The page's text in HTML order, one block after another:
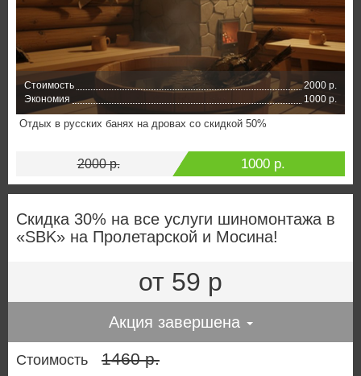
Стоимость
2000 р.
Экономия
1000 р.
Отдых в русских банях на дровах со скидкой 50%
2000 р. 1000 р.
Скидка 30% на все услуги шиномонтажа в
«SBK» на Пролетарской и Мосина!
от 59 р
Акция завершена
Стоимость 1460 р.